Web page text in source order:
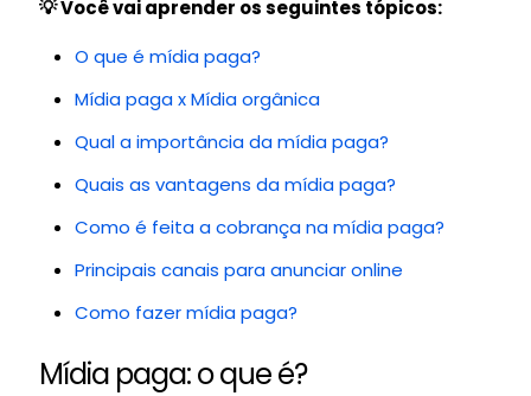
💡 Você vai aprender os seguintes tópicos:
O que é mídia paga?
Mídia paga x Mídia orgânica
Qual a importância da mídia paga?
Quais as vantagens da mídia paga?
Como é feita a cobrança na mídia paga?
Principais canais para anunciar online
Como fazer mídia paga?
Mídia paga: o que é?